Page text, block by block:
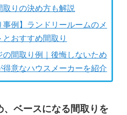
りの決め方も解説
事例】ランドリールームのメ
おすすめ間取り
の間取り例｜後悔しないため
意なハウスメーカーを紹介
、ベースになる間取りを